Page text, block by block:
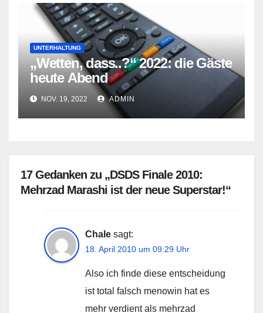
UNTERHALTUNG
„Wetten, dass..?“ 2022: die Gäste
heute Abend
NOV. 19, 2022 ADMIN
17 Gedanken zu „DSDS Finale 2010:
Mehrzad Marashi ist der neue Superstar!“
Chale sagt:
18. April 2010 um 09:29 Uhr
Also ich finde diese entscheidung
ist total falsch menowin hat es
mehr verdient als mehrzad